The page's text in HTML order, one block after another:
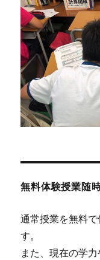
無料体験授業随
通常授業を無料
す。
また、現在の学